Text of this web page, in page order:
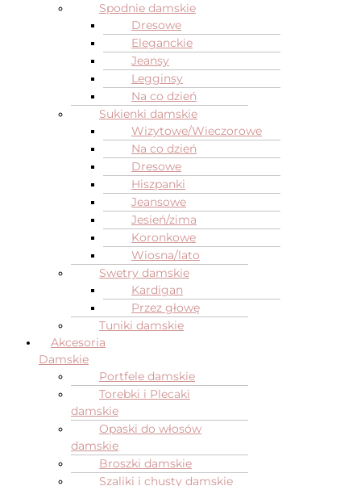
Spodnie damskie
Dresowe
Eleganckie
Jeansy
Legginsy
Na co dzień
Sukienki damskie
Wizytowe/Wieczorowe
Na co dzień
Dresowe
Hiszpanki
Jeansowe
Jesień/zima
Koronkowe
Wiosna/lato
Swetry damskie
Kardigan
Przez głowę
Tuniki damskie
Akcesoria
Damskie
Portfele damskie
Torebki i Plecaki
damskie
Opaski do włosów
damskie
Broszki damskie
Szaliki i chusty damskie